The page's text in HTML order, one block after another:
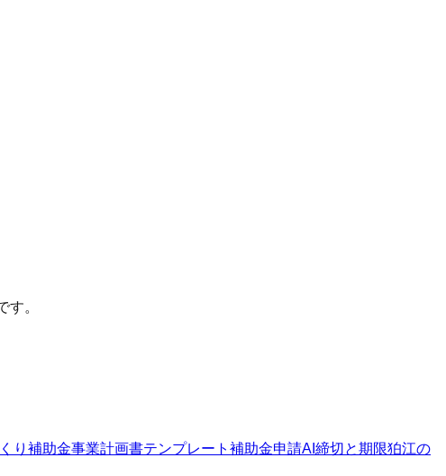
。
り補助金事業計画書テンプレート 補助金申請AI 締切と期限狛江の